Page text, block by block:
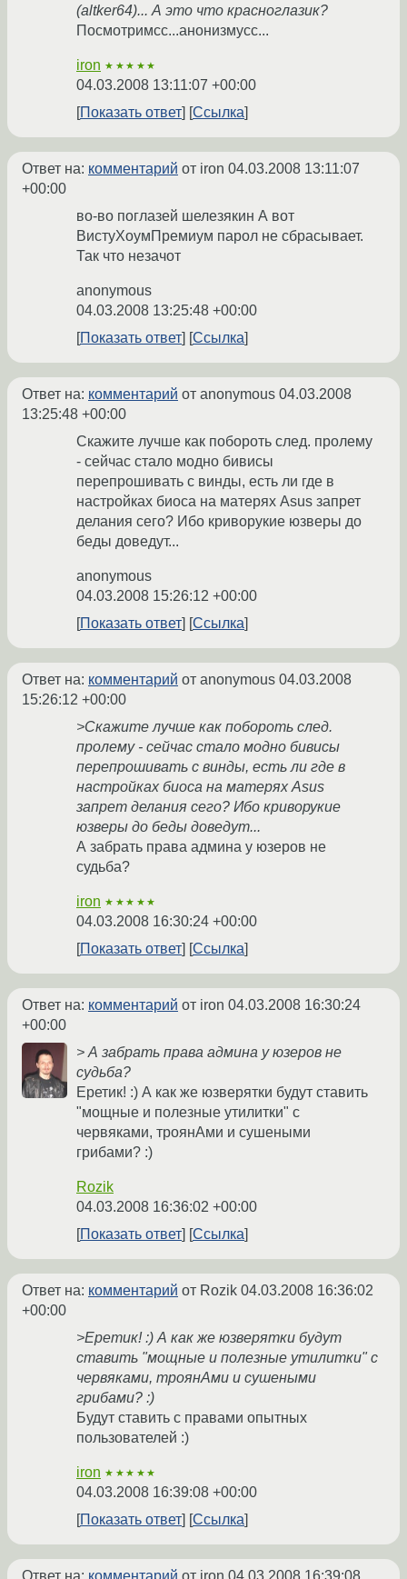
(altker64)... А это что красноглазик?
Посмотримсс...анонизмусс...
iron ★★★★★
04.03.2008 13:11:07 +00:00
Показать ответ
Ссылка
Ответ на: комментарий от iron 04.03.2008 13:11:07
+00:00
во-во поглазей шелезякин А вот
ВистуХоумПремиум парол не сбрасывает.
Так что незачот
anonymous
04.03.2008 13:25:48 +00:00
Показать ответ
Ссылка
Ответ на: комментарий от anonymous 04.03.2008
13:25:48 +00:00
Скажите лучше как побороть след. пролему
- сейчас стало модно бивисы
перепрошивать с винды, есть ли где в
настройках биоса на матерях Asus запрет
делания сего? Ибо криворукие юзверы до
беды доведут...
anonymous
04.03.2008 15:26:12 +00:00
Показать ответ
Ссылка
Ответ на: комментарий от anonymous 04.03.2008
15:26:12 +00:00
>Скажите лучше как побороть след.
пролему - сейчас стало модно бивисы
перепрошивать с винды, есть ли где в
настройках биоса на матерях Asus
запрет делания сего? Ибо криворукие
юзверы до беды доведут...
А забрать права админа у юзеров не
судьба?
iron ★★★★★
04.03.2008 16:30:24 +00:00
Показать ответ
Ссылка
Ответ на: комментарий от iron 04.03.2008 16:30:24
+00:00
> А забрать права админа у юзеров не
судьба?
Еретик! :) А как же юзверятки будут ставить
"мощные и полезные утилитки" с
червяками, троянАми и сушеными
грибами? :)
Rozik
04.03.2008 16:36:02 +00:00
Показать ответ
Ссылка
Ответ на: комментарий от Rozik 04.03.2008 16:36:02
+00:00
>Еретик! :) А как же юзверятки будут
ставить "мощные и полезные утилитки" с
червяками, троянАми и сушеными
грибами? :)
Будут ставить с правами опытных
пользователей :)
iron ★★★★★
04.03.2008 16:39:08 +00:00
Показать ответ
Ссылка